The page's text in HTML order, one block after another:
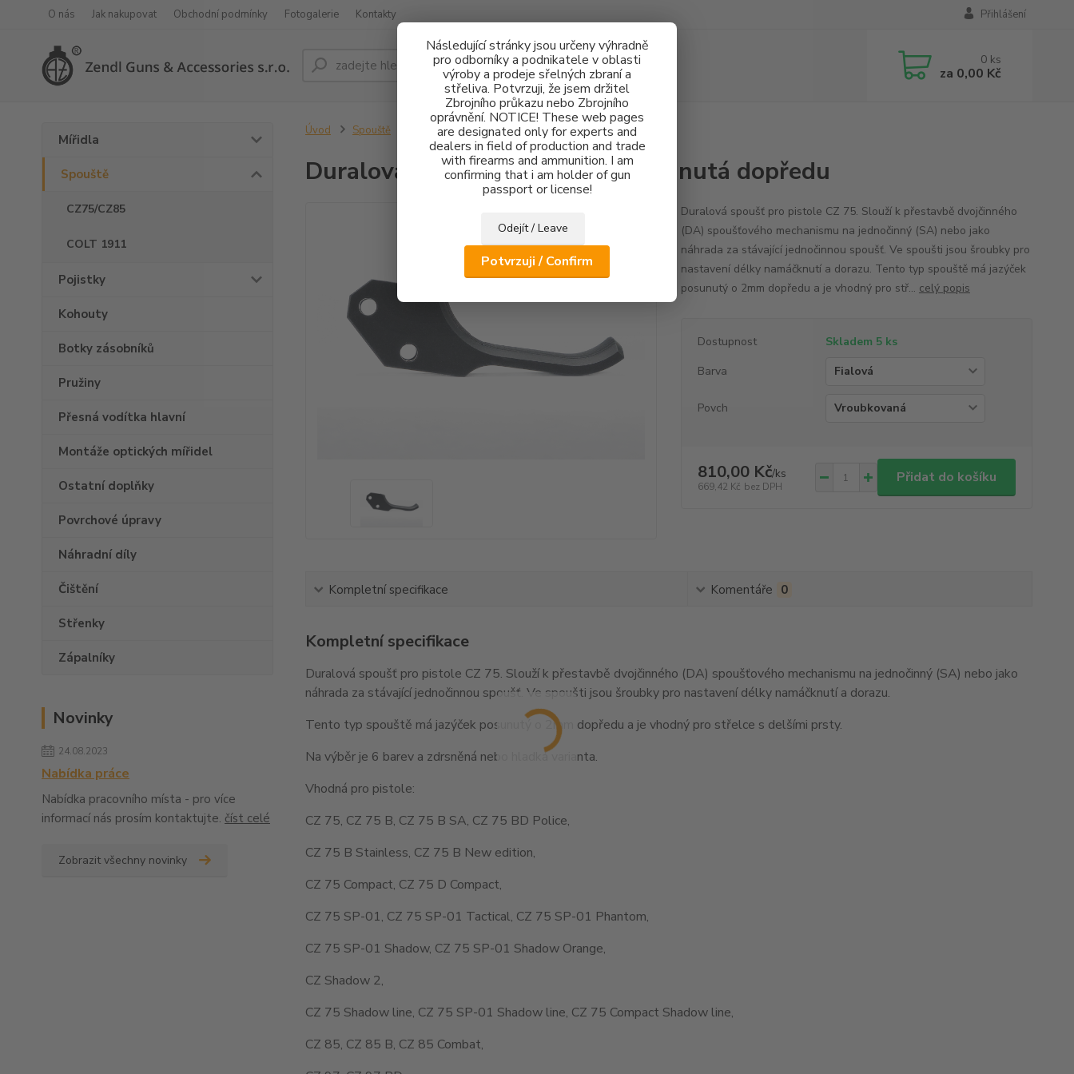
Následující stránky jsou určeny výhradně
pro odborníky a podnikatele v oblasti
výroby a prodeje sřelných zbraní a
střeliva. Potvrzuji, že jsem držitel
Zbrojního průkazu nebo Zbrojního
oprávnění. NOTICE! These web pages
are designated only for experts and
dealers in field of production and trade
with firearms and ammunition. I am
confirming that i am holder of gun
passport or license!
Odejít / Leave
Potvrzuji / Confirm
O nás Jak nakupovat Obchodní podmínky Fotogalerie Kontakty Přihlášení
Hledat 0 ks
za 0,00 Kč
Mířidla
Spouště
CZ75/CZ85
COLT 1911
Pojistky
Kohouty
Botky zásobníků
Pružiny
Přesná vodítka hlavní
Montáže optických mířidel
Ostatní doplňky
Povrchové úpravy
Náhradní díly
Čištění
Střenky
Zápalníky
Novinky
24.08.2023
Nabídka práce
Nabídka pracovního místa - pro více
informací nás prosím kontaktujte. číst celé
Zobrazit všechny novinky
Úvod Spouště Duralová spoušť CZ 75 SA - Posunutá dopředu
Duralová spoušť CZ 75 SA - Posunutá dopředu
Duralová spoušť pro pistole CZ 75. Slouží k přestavbě dvojčinného
(DA) spoušťového mechanismu na jednočinný (SA) nebo jako
náhrada za stávající jednočinnou spoušť. Ve spoušti jsou šroubky pro
nastavení délky namáčknutí a dorazu. Tento typ spouště má jazýček
posunutý o 2mm dopředu a je vhodný pro stř... celý popis
Dostupnost
Skladem 5 ks
Barva
Povch
810,00 Kč/ks
669,42 Kč bez DPH
Přidat do košíku
Kompletní specifikace Komentáře 0
Kompletní specifikace
Duralová spoušť pro pistole CZ 75. Slouží k přestavbě dvojčinného (DA) spoušťového mechanismu na jednočinný (SA) nebo jako
náhrada za stávající jednočinnou spoušť. Ve spoušti jsou šroubky pro nastavení délky namáčknutí a dorazu.
Tento typ spouště má jazýček posunutý o 2mm dopředu a je vhodný pro střelce s delšími prsty.
Na výběr je 6 barev a zdrsněná nebo hladká varianta.
Vhodná pro pistole:
CZ 75, CZ 75 B, CZ 75 B SA, CZ 75 BD Police,
CZ 75 B Stainless, CZ 75 B New edition,
CZ 75 Compact, CZ 75 D Compact,
CZ 75 SP-01, CZ 75 SP-01 Tactical, CZ 75 SP-01 Phantom,
CZ 75 SP-01 Shadow, CZ 75 SP-01 Shadow Orange,
CZ Shadow 2,
CZ 75 Shadow line, CZ 75 SP-01 Shadow line, CZ 75 Compact Shadow line,
CZ 85, CZ 85 B, CZ 85 Combat,